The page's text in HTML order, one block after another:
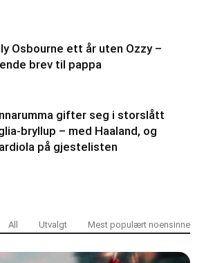
Osbourne ett år uten Ozzy –
brev til pappa
gifter seg i storslått
bryllup – med Haaland, og
på gjestelisten
All Utvalgt Mest populært noensinne